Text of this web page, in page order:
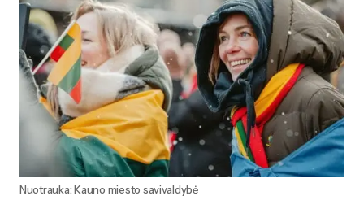
Nuotrauka: Kauno miesto savivaldybė